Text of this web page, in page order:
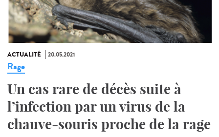
ACTUALITÉ 20.05.2021
Rage
Un cas rare de décès suite à
l’infection par un virus de la
chauve-souris proche de la rage